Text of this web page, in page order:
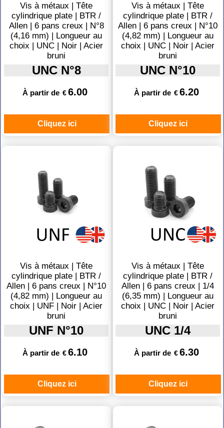
Vis à métaux | Tête
cylindrique plate | BTR /
Allen | 6 pans creux | N°8
(4,16 mm) | Longueur au
choix | UNC | Noir | Acier
bruni
UNC N°8
À partir de € 6.00
Cliquez ici
Vis à métaux | Tête
cylindrique plate | BTR /
Allen | 6 pans creux | N°10
(4,82 mm) | Longueur au
choix | UNC | Noir | Acier
bruni
UNC N°10
À partir de € 6.20
Cliquez ici
Vis à métaux | Tête
cylindrique plate | BTR /
Allen | 6 pans creux | N°10
(4,82 mm) | Longueur au
choix | UNF | Noir | Acier
bruni
UNF N°10
À partir de € 6.10
Cliquez ici
Vis à métaux | Tête
cylindrique plate | BTR /
Allen | 6 pans creux | 1/4
(6,35 mm) | Longueur au
choix | UNC | Noir | Acier
bruni
UNC 1/4
À partir de € 6.30
Cliquez ici